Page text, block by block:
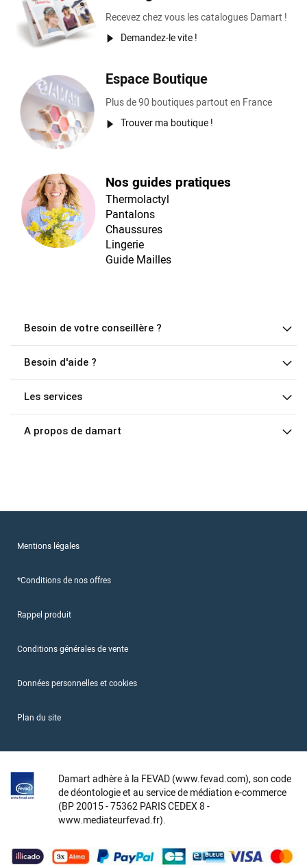
Recevez chez vous les catalogues Damart !
Demandez-le vite !
Espace Boutique
Plus de 90 boutiques partout en France
Trouver ma boutique !
Nos guides pratiques
Thermolactyl
Pantalons
Chaussures
Lingerie
Guide Mailles
Besoin de votre conseillère ?
Besoin d'aide ?
Les services
A propos de damart
Mentions légales
*Conditions de nos offres
Rappel produit
Conditions générales de vente
Données personnelles et cookies
Plan du site
Damart adhère à la FEVAD (www.fevad.com), son code
de déontologie et au service de médiation e-commerce
(BP 20015 - 75362 PARIS CEDEX 8 -
www.mediateurfevad.fr).